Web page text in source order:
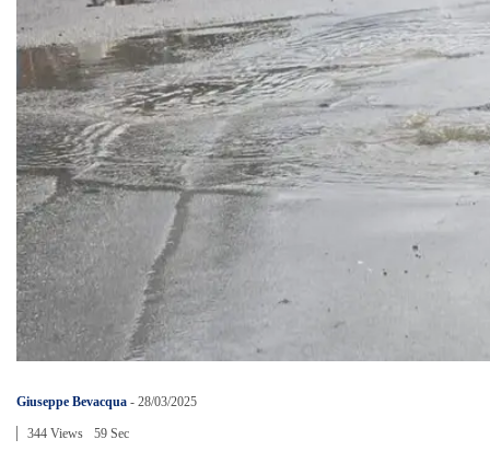
Giuseppe Bevacqua - 28/03/2025
344 Views 59 Sec